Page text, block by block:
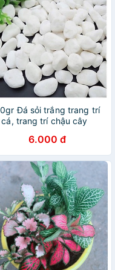
Đá sỏi trắng trang trí
cá, trang trí chậu cây
6.000 đ